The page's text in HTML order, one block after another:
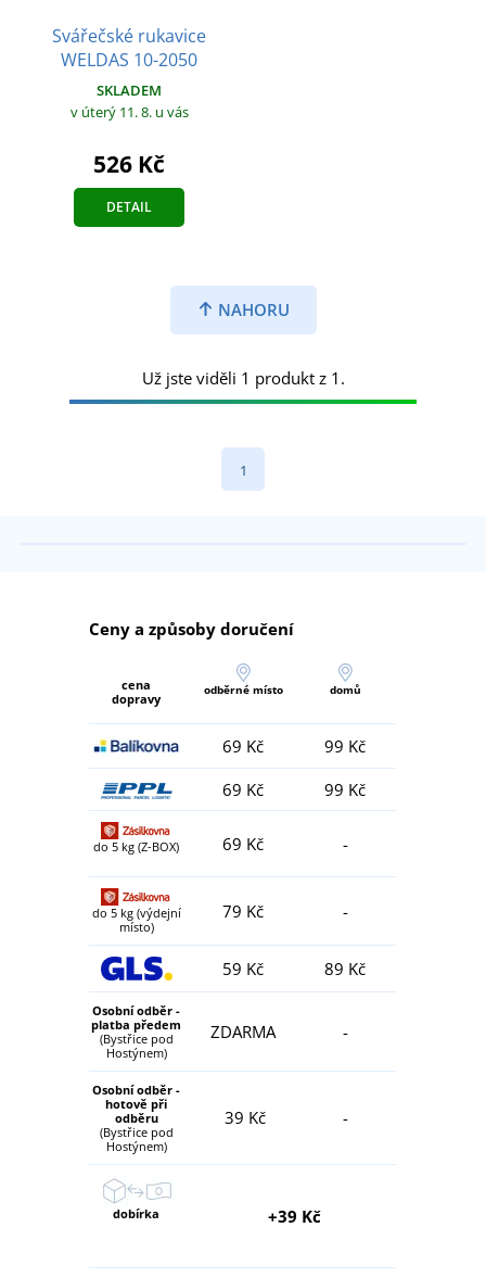
Svářečské rukavice
WELDAS 10-2050
SKLADEM
v úterý 11. 8. u vás
526 Kč
DETAIL
NAHORU
Už jste viděli 1 produkt z 1.
1
Ceny a způsoby doručení
cena
dopravy
odběrné místo domů
69 Kč
99 Kč
69 Kč
99 Kč
do 5 kg (Z-BOX) 69 Kč -
do 5 kg (výdejní
místo)
79 Kč -
59 Kč 89 Kč
Osobní odběr -
platba předem
(Bystřice pod
Hostýnem)
ZDARMA -
Osobní odběr -
hotově při
odběru
(Bystřice pod
Hostýnem)
39 Kč -
dobírka +39 Kč